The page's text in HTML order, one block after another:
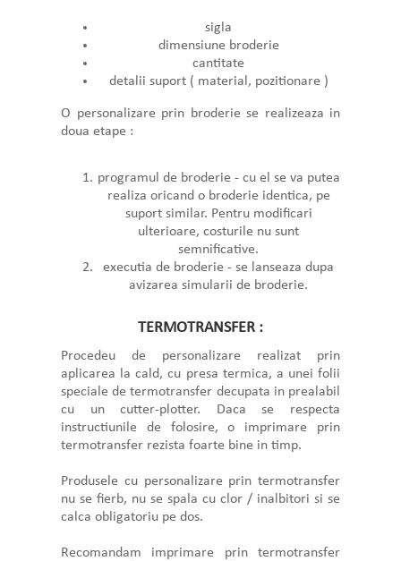
sigla
dimensiune broderie
cantitate
detalii suport ( material, pozitionare )
O personalizare prin broderie se realizeaza in
doua etape :
programul de broderie - cu el se va putea
realiza oricand o broderie identica, pe
suport similar. Pentru modificari
ulterioare, costurile nu sunt
semnificative.
executia de broderie - se lanseaza dupa
avizarea simularii de broderie.
TERMOTRANSFER :
Procedeu de personalizare realizat prin
aplicarea la cald, cu presa termica, a unei folii
speciale de termotransfer decupata in prealabil
cu un cutter-plotter. Daca se respecta
instructiunile de folosire, o imprimare prin
termotransfer rezista foarte bine in timp.
Produsele cu personalizare prin termotransfer
nu se fierb, nu se spala cu clor / inalbitori si se
calca obligatoriu pe dos.
Recomandam imprimare prin termotransfer